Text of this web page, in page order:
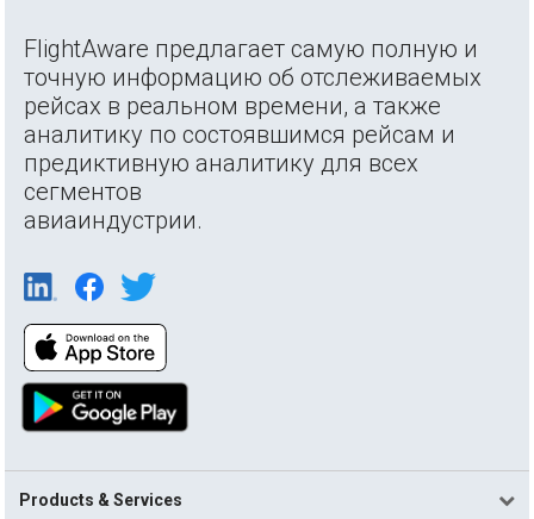
FlightAware предлагает самую полную и
точную информацию об отслеживаемых
рейсах в реальном времени, а также
аналитику по состоявшимся рейсам и
предиктивную аналитику для всех
сегментов
авиаиндустрии.
Products & Services